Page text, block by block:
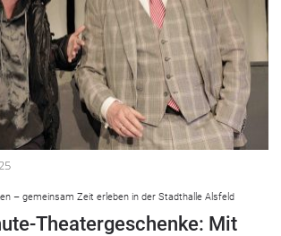
– gemeinsam Zeit erleben in der Stadthalle Alsfeld
Theatergeschenke: Mit